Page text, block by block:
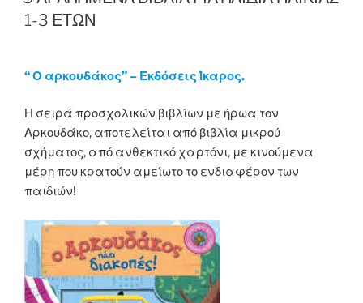
1-3 ΕΤΩΝ
“ Ο αρκουδάκος” – Εκδόσεις Ίκαρος.
Η σειρά προσχολικών βιβλίων με ήρωα τον
Αρκουδάκο, αποτελείται από βιβλία μικρού
σχήματος, από ανθεκτικό χαρτόνι, με κινούμενα
μέρη που κρατούν αμείωτο το ενδιαφέρον των
παιδιών!